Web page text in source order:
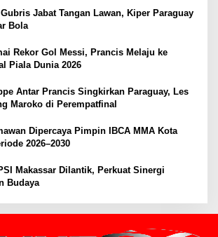
Jabat Tangan Lawan, Kiper Paraguay
Bola
Rekor Gol Messi, Prancis Melaju ke
Piala Dunia 2026
Antar Prancis Singkirkan Paraguay, Les
Maroko di Perempatfinal
Dipercaya Pimpin IBCA MMA Kota
2026–2030
Makassar Dilantik, Perkuat Sinergi
Budaya